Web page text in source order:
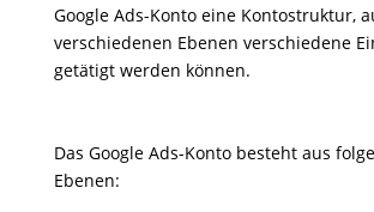
Google Ads-Konto eine Kontostruktur,
verschiedenen Ebenen verschiedene
getätigt werden können.
Das Google Ads-Konto besteht aus
Ebenen: